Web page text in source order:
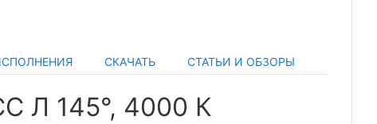
СКАЧАТЬ СТАТЬИ И ОБЗОРЫ
Л 145°, 4000 К